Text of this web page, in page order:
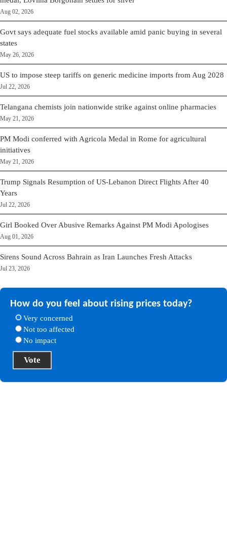
Aug 02, 2026
Govt says adequate fuel stocks available amid panic buying in several
states
May 26, 2026
US to impose steep tariffs on generic medicine imports from Aug 2028
Jul 22, 2026
Telangana chemists join nationwide strike against online pharmacies
May 21, 2026
PM Modi conferred with Agricola Medal in Rome for agricultural
initiatives
May 21, 2026
Trump Signals Resumption of US-Lebanon Direct Flights After 40
Years
Jul 22, 2026
Girl Booked Over Abusive Remarks Against PM Modi Apologises
Aug 01, 2026
Sirens Sound Across Bahrain as Iran Launches Fresh Attacks
Jul 23, 2026
How do you feel about rising prices today?
Very concerned
Not too affected
No impact